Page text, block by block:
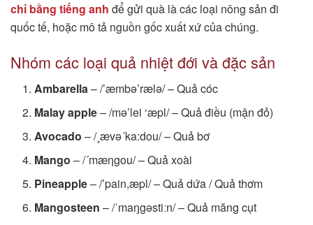
chỉ bằng tiếng anh để gửi quà là các loại nông sản đi
quốc tế, hoặc mô tả nguồn gốc xuất xứ của chúng.
Nhóm các loại quả nhiệt đới và đặc sản
Ambarella– /’æmbə’rælə/ – Quả cóc
Malay apple– /mə’lei ‘æpl/ – Quả điều (mận đỏ)
Avocado – /¸ævə´ka:dou/ – Quả bơ
Mango – /´mæηgou/ – Quả xoài
Pineapple– /’pain,æpl/ – Quả dứa / Quả thơm
Mangosteen – /ˈmaŋgəstiːn/ – Quả măng cụt